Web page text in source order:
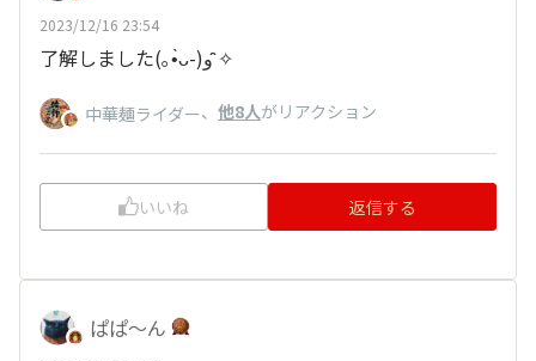
2023/12/16 23:54
了解しました(｡•̀ᴗ-)و ̑̑✧
中華麺ライダー、 他8人がリアクション
いいね 返信する
ぱぱ〜ん